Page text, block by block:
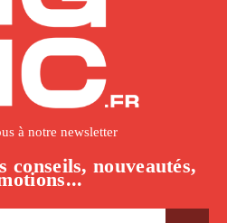
à notre newsletter
conseils, nouveautés,